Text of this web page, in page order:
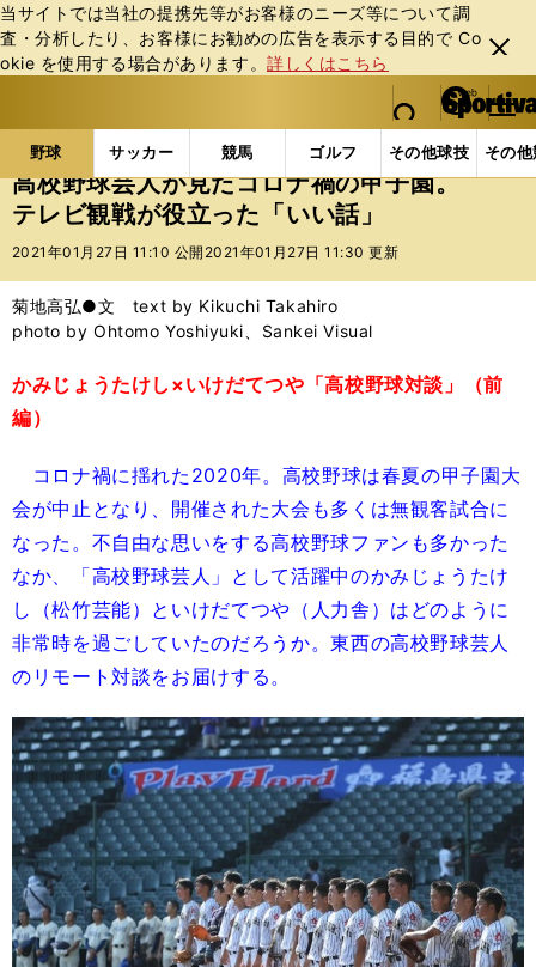
当サイトでは当社の提携先等がお客様のニーズ等について調
査・分析したり、お客様にお勧めの広告を表⽰する⽬的で Co
okie を使⽤する場合があります。詳しくはこちら
閉じ
る
web Sportiva (webスポルティーバ)
検索
マイペ
ー
ジ
メニュ
野球 サッカー 競馬 ゴルフ その他球技 その
b
ス
ポ
ル
バ
野球の記事一覧 高校野球他 高校野球芸人が見たコ
高校野球芸人が見たコロナ禍の甲子園。
テレビ観戦が役立った「いい話」
2021年01月27日 11:10 公開 2021年01月27日 11:30 更新
菊地高弘●文 text by Kikuchi Takahiro
photo by Ohtomo Yoshiyuki、Sankei Visual
かみじょうたけし×いけだてつや「高校野球対談」（前
編）
コロナ禍に揺れた2020年。高校野球は春夏の甲子園大
会が中止となり、開催された大会も多くは無観客試合に
なった。不自由な思いをする高校野球ファンも多かった
なか、「高校野球芸人」として活躍中のかみじょうたけ
し（松竹芸能）といけだてつや（人力舎）はどのように
非常時を過ごしていたのだろうか。東西の高校野球芸人
のリモート対談をお届けする。